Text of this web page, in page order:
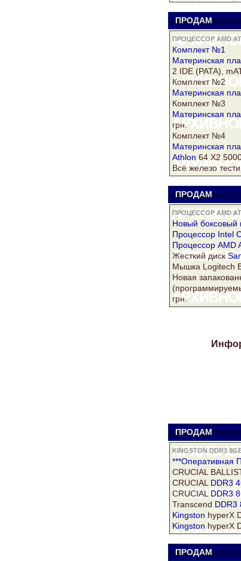
ПРОДАМ
ПРОЦЕССОР AMD
Комплект №1
Материнская
2 IDE (PATA),
Комплект №2
Материнская
Комплект №3
Материнская
грн.
Комплект №4
Материнская
Athlon 64 Х2
Всё железо
ПРОДАМ
ПРОЦЕССОР AMD
Новый боксовый
Процессор Intel
Процессор AMD
Жесткий диск
Мышка Logitech
Новая
грн.
ПРОДАМ
KINGSTON DDR3
***Оперативная
CRUCIAL
CRUCIAL DDR3
CRUCIAL DDR3
Transcend DDR3
Kingston hyperX
Kingston hyperX
ПРОДАМ